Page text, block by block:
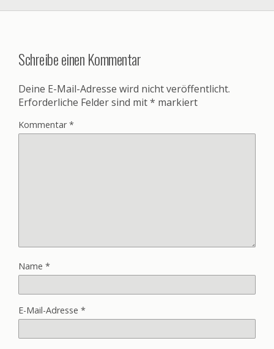
Schreibe einen Kommentar
Deine E-Mail-Adresse wird nicht veröffentlicht.
Erforderliche Felder sind mit* markiert
Kommentar*
Name *
E-Mail-Adresse *